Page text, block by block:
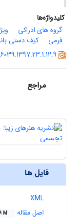
کلیدواژه‌ها
گروه های ادراکی
فرمی
کیف دستی
مراجع
فایل ها
XML
اصل مقاله
M